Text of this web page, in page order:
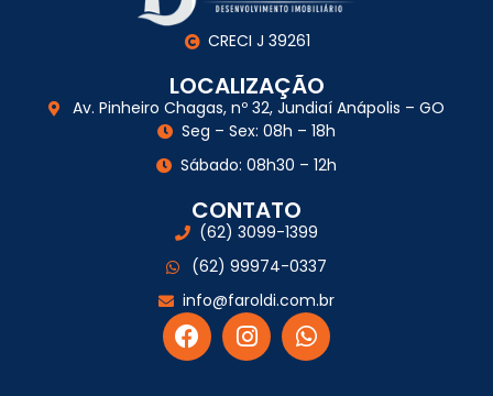
CRECI J 39261
LOCALIZAÇÃO
Av. Pinheiro Chagas, nº 32, Jundiaí Anápolis – GO
Seg – Sex: 08h – 18h
Sábado: 08h30 – 12h
CONTATO
(62) 3099-1399
(62) 99974-0337
info@faroldi.com.br